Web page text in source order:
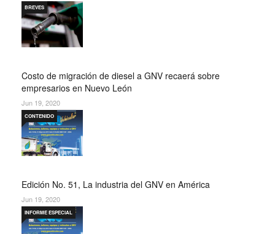
Costo de migración de diesel a GNV recaerá sobre
empresarios en Nuevo León
BREVES
Jun 19, 2020
Edición No. 51, La industria del GNV en América
CONTENIDO
Jun 19, 2020
INFORME ESPECIAL